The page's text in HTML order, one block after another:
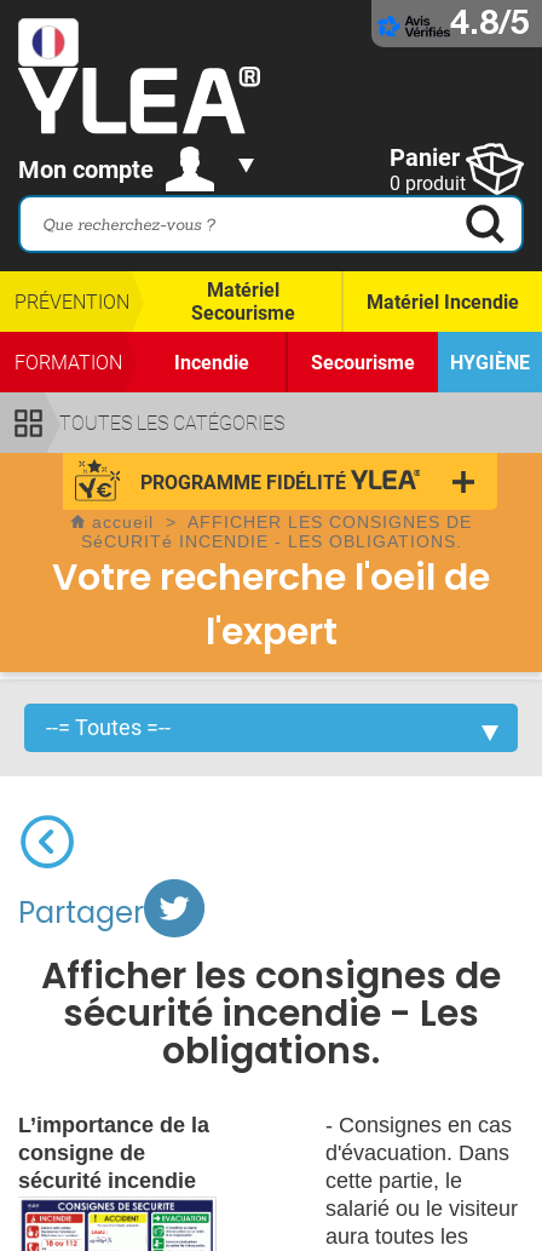
4.8/5
Mon compte Panier
0 produit
TOUTES LES CATÉGORIES
PRÉVENTION
Matériel
Secourisme
Matériel Incendie
FORMATION Incendie Secourisme HYGIÈNE
PROGRAMME FIDÉLITÉ
accueil > AFFICHER LES CONSIGNES DE
SéCURITé INCENDIE - LES OBLIGATIONS.
Votre recherche l'oeil de
l'expert
Partager
Afficher les consignes de
sécurité incendie - Les
obligations.
L’importance de la
consigne de
sécurité incendie
- Consignes en cas
d'évacuation. Dans
cette partie, le
salarié ou le visiteur
aura toutes les